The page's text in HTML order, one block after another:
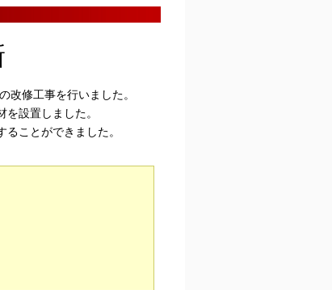
改修工事を行いました。
設置しました。
ことができました。